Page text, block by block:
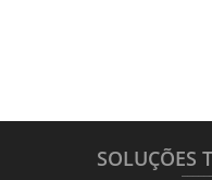
SOLUÇÕES